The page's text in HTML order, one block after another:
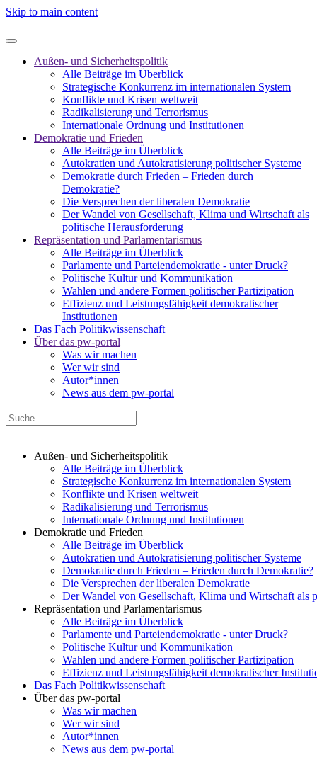
Skip to main content
Außen- und Sicherheitspolitik
Alle Beiträge im Überblick
Strategische Konkurrenz im internationalen System
Konflikte und Krisen weltweit
Radikalisierung und Terrorismus
Internationale Ordnung und Institutionen
Demokratie und Frieden
Alle Beiträge im Überblick
Autokratien und Autokratisierung politischer Systeme
Demokratie durch Frieden – Frieden durch
Demokratie?
Die Versprechen der liberalen Demokratie
Der Wandel von Gesellschaft, Klima und Wirtschaft als
politische Herausforderung
Repräsentation und Parlamentarismus
Alle Beiträge im Überblick
Parlamente und Parteiendemokratie - unter Druck?
Politische Kultur und Kommunikation
Wahlen und andere Formen politischer Partizipation
Effizienz und Leistungsfähigkeit demokratischer
Institutionen
Das Fach Politikwissenschaft
Über das pw-portal
Was wir machen
Wer wir sind
Autor*innen
News aus dem pw-portal
Außen- und Sicherheitspolitik
Alle Beiträge im Überblick
Strategische Konkurrenz im internationalen System
Konflikte und Krisen weltweit
Radikalisierung und Terrorismus
Internationale Ordnung und Institutionen
Demokratie und Frieden
Alle Beiträge im Überblick
Autokratien und Autokratisierung politischer Systeme
Demokratie durch Frieden – Frieden durch Demokratie?
Die Versprechen der liberalen Demokratie
Der Wandel von Gesellschaft, Klima und Wirtschaft als
Repräsentation und Parlamentarismus
Alle Beiträge im Überblick
Parlamente und Parteiendemokratie - unter Druck?
Politische Kultur und Kommunikation
Wahlen und andere Formen politischer Partizipation
Effizienz und Leistungsfähigkeit demokratischer
Das Fach Politikwissenschaft
Über das pw-portal
Was wir machen
Wer wir sind
Autor*innen
News aus dem pw-portal